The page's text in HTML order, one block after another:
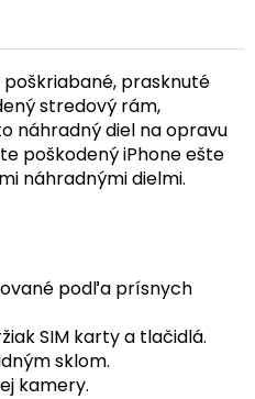
poškriabané, prasknuté
stredový rám,
náhradný diel na opravu
poškodený iPhone ešte
náhradnými dielmi.
podľa prísnych
SIM karty a tlačidlá.
sklom.
kamery.